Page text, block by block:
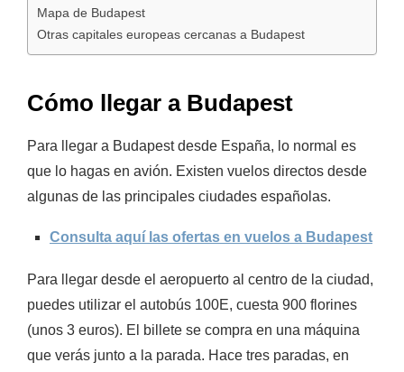
Mapa de Budapest
Otras capitales europeas cercanas a Budapest
Cómo llegar a Budapest
Para llegar a Budapest desde España, lo normal es
que lo hagas en avión. Existen vuelos directos desde
algunas de las principales ciudades españolas.
Consulta aquí las ofertas en vuelos a Budapest
Para llegar desde el aeropuerto al centro de la ciudad,
puedes utilizar el autobús 100E, cuesta 900 florines
(unos 3 euros). El billete se compra en una máquina
que verás junto a la parada. Hace tres paradas, en